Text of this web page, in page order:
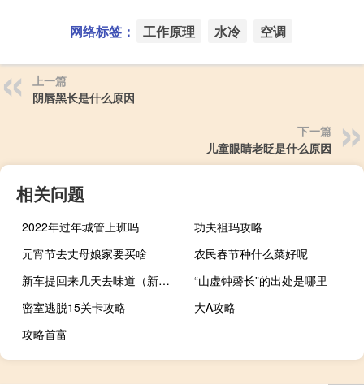
网络标签： 工作原理 水冷 空调
上一篇
阴唇黑长是什么原因
下一篇
儿童眼睛老眨是什么原因
相关问题
2022年过年城管上班吗
功夫祖玛攻略
元宵节去丈母娘家要买啥
农民春节种什么菜好呢
新车提回来几天去味道（新车怎么去味道和甲醛）
“山虚钟磬长”的出处是哪里
密室逃脱15关卡攻略
大A攻略
攻略首富